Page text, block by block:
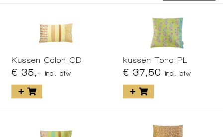
Kussen Colon CD
€ 35,- incl. btw
kussen Tono PL
€ 37,50 incl. btw